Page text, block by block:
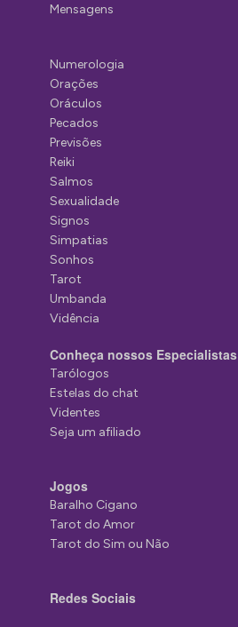
Mensagens
Numerologia
Orações
Oráculos
Pecados
Previsões
Reiki
Salmos
Sexualidade
Signos
Simpatias
Sonhos
Tarot
Umbanda
Vidência
Conheça nossos Especialistas
Tarólogos
Estelas do chat
Videntes
Seja um afiliado
Jogos
Baralho Cigano
Tarot do Amor
Tarot do Sim ou Não
Redes Sociais